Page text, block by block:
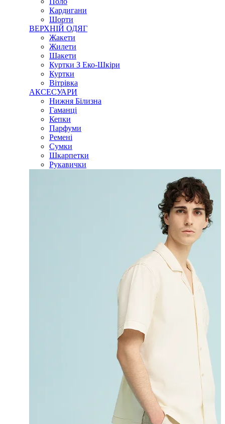
Кардигани
Шорти
ВЕРХНІЙ ОДЯГ
Жакети
Жилети
Шакети
Куртки З Еко-Шкіри
Куртки
Вітрівка
АКСЕСУАРИ
Нижня Білизна
Гаманці
Кепки
Парфуми
Ремені
Сумки
Шкарпетки
Рукавички